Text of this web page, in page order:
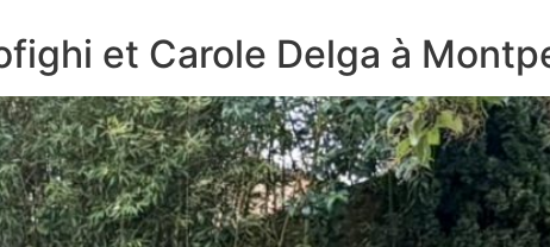
et Carole Delga à